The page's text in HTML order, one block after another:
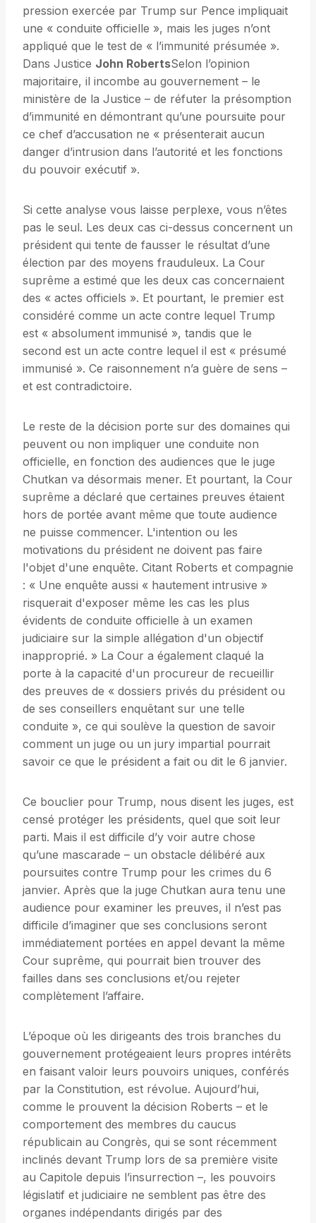
pression exercée par Trump sur Pence impliquait
une « conduite officielle », mais les juges n’ont
appliqué que le test de « l’immunité présumée ».
Dans Justice John RobertsSelon l’opinion
majoritaire, il incombe au gouvernement – ​​le
ministère de la Justice – de réfuter la présomption
d’immunité en démontrant qu’une poursuite pour
ce chef d’accusation ne « présenterait aucun
danger d’intrusion dans l’autorité et les fonctions
du pouvoir exécutif ».
Si cette analyse vous laisse perplexe, vous n’êtes
pas le seul. Les deux cas ci-dessus concernent un
président qui tente de fausser le résultat d’une
élection par des moyens frauduleux. La Cour
suprême a estimé que les deux cas concernaient
des « actes officiels ». Et pourtant, le premier est
considéré comme un acte contre lequel Trump
est « absolument immunisé », tandis que le
second est un acte contre lequel il est « présumé
immunisé ». Ce raisonnement n’a guère de sens –
et est contradictoire.
Le reste de la décision porte sur des domaines qui
peuvent ou non impliquer une conduite non
officielle, en fonction des audiences que le juge
Chutkan va désormais mener. Et pourtant, la Cour
suprême a déclaré que certaines preuves étaient
hors de portée avant même que toute audience
ne puisse commencer. L'intention ou les
motivations du président ne doivent pas faire
l'objet d'une enquête. Citant Roberts et compagnie
: « Une enquête aussi « hautement intrusive »
risquerait d'exposer même les cas les plus
évidents de conduite officielle à un examen
judiciaire sur la simple allégation d'un objectif
inapproprié. » La Cour a également claqué la
porte à la capacité d'un procureur de recueillir
des preuves de « dossiers privés du président ou
de ses conseillers enquêtant sur une telle
conduite », ce qui soulève la question de savoir
comment un juge ou un jury impartial pourrait
savoir ce que le président a fait ou dit le 6 janvier.
Ce bouclier pour Trump, nous disent les juges, est
censé protéger les présidents, quel que soit leur
parti. Mais il est difficile d’y voir autre chose
qu’une mascarade – un obstacle délibéré aux
poursuites contre Trump pour les crimes du 6
janvier. Après que la juge Chutkan aura tenu une
audience pour examiner les preuves, il n’est pas
difficile d’imaginer que ses conclusions seront
immédiatement portées en appel devant la même
Cour suprême, qui pourrait bien trouver des
failles dans ses conclusions et/ou rejeter
complètement l’affaire.
L’époque où les dirigeants des trois branches du
gouvernement protégeaient leurs propres intérêts
en faisant valoir leurs pouvoirs uniques, conférés
par la Constitution, est révolue. Aujourd’hui,
comme le prouvent la décision Roberts – et le
comportement des membres du caucus
républicain au Congrès, qui se sont récemment
inclinés devant Trump lors de sa première visite
au Capitole depuis l’insurrection –, les pouvoirs
législatif et judiciaire ne semblent pas être des
organes indépendants dirigés par des